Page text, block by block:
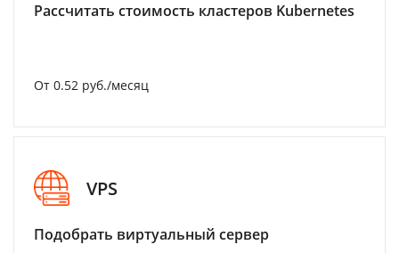
Рассчитать стоимость кластеров Kubernetes
От 0.52 руб./месяц
VPS
Подобрать виртуальный сервер